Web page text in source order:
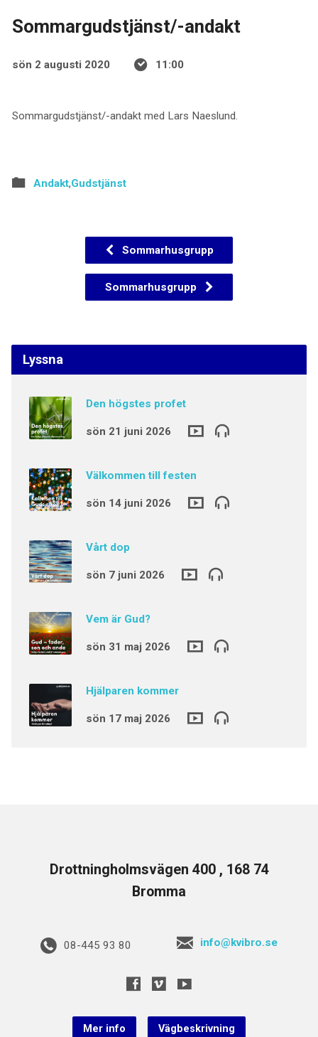
Sommargudstjänst/-andakt
sön 2 augusti 2020 11:00
Sommargudstjänst/-andakt med Lars Naeslund.
Andakt,Gudstjänst
Sommarhusgrupp
Sommarhusgrupp
Lyssna
Den högstes profet
sön 21 juni 2026
Välkommen till festen
sön 14 juni 2026
Vårt dop
sön 7 juni 2026
Vem är Gud?
sön 31 maj 2026
Hjälparen kommer
sön 17 maj 2026
Drottningholmsvägen 400 , 168 74
Bromma
08-445 93 80 info@kvibro.se
Mer info Vägbeskrivning